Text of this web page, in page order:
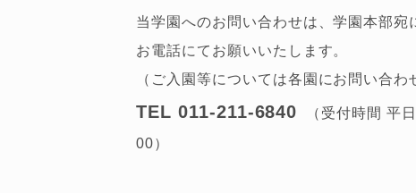
当学園へのお問い合わせは、学園本部宛
お電話にてお願いいたします。
（ご入園等については各園にお問い合わ
TEL 011-211-6840
（受付時間 平
00）